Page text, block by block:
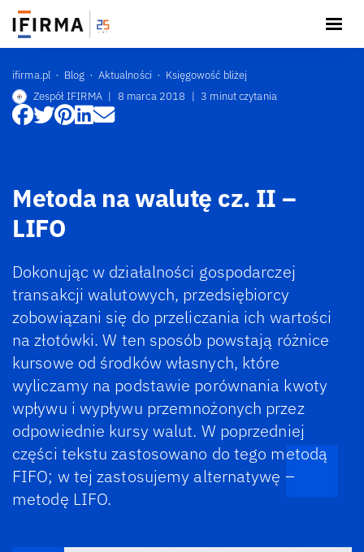
ifirma.pl Blog Aktualności
Księgowość bliżej
Zespół IFIRMA | 8 marca 2018 | 3 minut czytania
Metoda na walutę cz. II –
LIFO
Dokonując w działalności gospodarczej
transakcji walutowych, przedsiębiorcy
zobowiązani się do przeliczania ich wartości
na złotówki. W ten sposób powstają różnice
kursowe od środków własnych, które
wyliczamy na podstawie porównania kwoty
wpływu i wypływu przemnożonych przez
odpowiednie kursy walut. W poprzedniej
części tekstu zastosowano do tego metodą
FIFO; w tej zastosujemy alternatywę –
metodę LIFO.